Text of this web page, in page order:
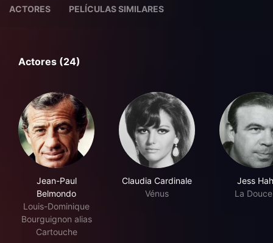
ACTORES PELÍCULAS SIMILARES
Actores (24)
Jean-Paul
Belmondo
Louis-Dominique
Bourguignon alias
Cartouche
Claudia Cardinale
Vénus
Jess
La